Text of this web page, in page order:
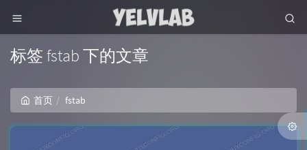
标签 fstab 下的文章
首页 fstab